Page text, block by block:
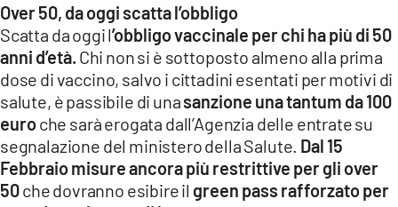
Over 50, da oggi scatta l’obbligo
Scatta da oggi l’obbligo vaccinale per chi ha più di 50
anni d’età. Chi non si è sottoposto almeno alla prima
dose di vaccino, salvo i cittadini esentati per motivi di
salute, è passibile di unasanzione una tantum da 100
euroche sarà erogata dall’Agenzia delle entrate su
segnalazione del ministero della Salute. Dal 15
Febbraio misure ancora più restrittive per gli over
50che dovranno esibire il green pass rafforzato per